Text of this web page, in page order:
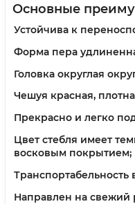
Основные
Устойчива к
Форма пера
Головка округлая
Чешуя красная,
Прекрасно и легко
Цвет стебля имеет
восковым покрытием;
Транспортабельность
Направлен на свежий